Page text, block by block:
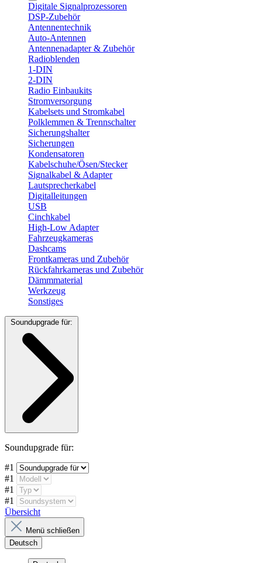
Digitale Signalprozessoren
DSP-Zubehör
Antennentechnik
Auto-Antennen
Antennenadapter & Zubehör
Radioblenden
1-DIN
2-DIN
Radio Einbaukits
Stromversorgung
Kabelsets und Stromkabel
Polklemmen & Trennschalter
Sicherungshalter
Sicherungen
Kondensatoren
Kabelschuhe/Ösen/Stecker
Signalkabel & Adapter
Lautsprecherkabel
Digitalleitungen
USB
Cinchkabel
High-Low Adapter
Fahrzeugkameras
Dashcams
Frontkameras und Zubehör
Rückfahrkameras und Zubehör
Dämmmaterial
Werkzeug
Sonstiges
Soundupgrade für:
Soundupgrade für:
#1
#1
#1
#1
Übersicht
Menü schließen
Deutsch